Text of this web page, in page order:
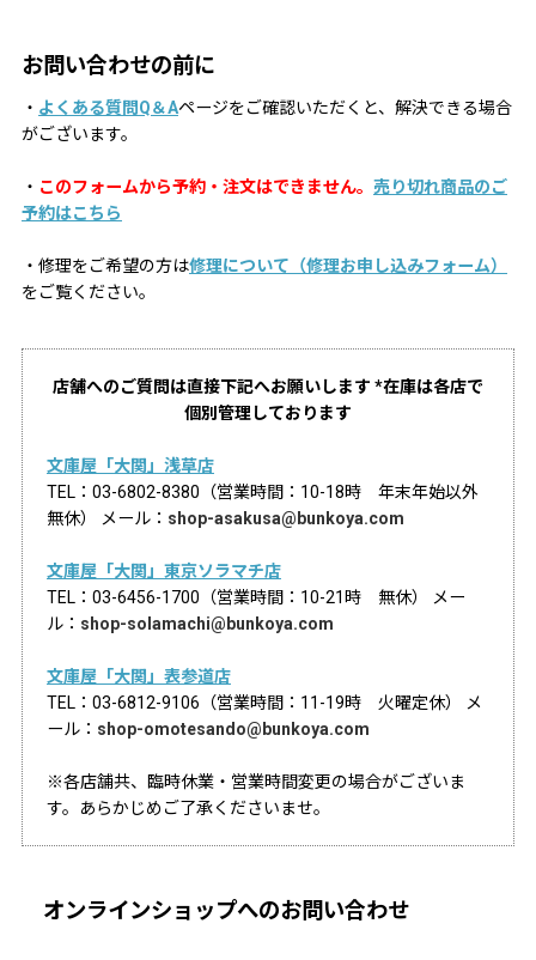
お問い合わせの前に
・ よくある質問Q＆Aページをご確認いただくと、解決できる場合
がございます。
・ このフォームから予約・注文はできません。 売り切れ商品のご
予約はこちら
・修理をご希望の方は修理について（修理お申し込みフォーム）
をご覧ください。
店舗へのご質問は直接下記へお願いします *在庫は各店で
個別管理しております
文庫屋「大関」浅草店
TEL：03-6802-8380（営業時間：10-18時 年末年始以外
無休） メール： shop-asakusa@bunkoya.com
文庫屋「大関」東京ソラマチ店
TEL：03-6456-1700（営業時間：10-21時 無休） メー
ル： shop-solamachi@bunkoya.com
文庫屋「大関」表参道店
TEL：03-6812-9106（営業時間：11-19時 火曜定休） メ
ール： shop-omotesando@bunkoya.com
※各店舗共、臨時休業・営業時間変更の場合がございま
す。あらかじめご了承くださいませ。
オンラインショップへのお問い合わせ